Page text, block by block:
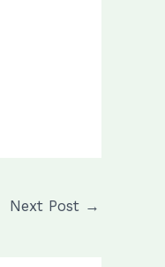
Next Post →